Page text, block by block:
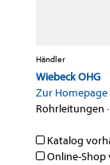
Händler
Wiebeck OHG
Zur Homepage
Rohrleitungen ·
Katalog
Online-Shop